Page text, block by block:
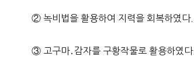
② 녹비법을 활용하여 지력을 회복하였다.
③ 고구마․감자를 구황작물로 활용하였다.